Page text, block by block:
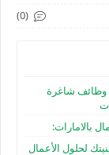
(0)
وظائف شاغرة
بالامارات:
لحلول الأعمال